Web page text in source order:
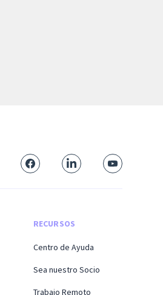
RECURSOS
Centro de Ayuda
Sea nuestro Socio
Trabajo Remoto